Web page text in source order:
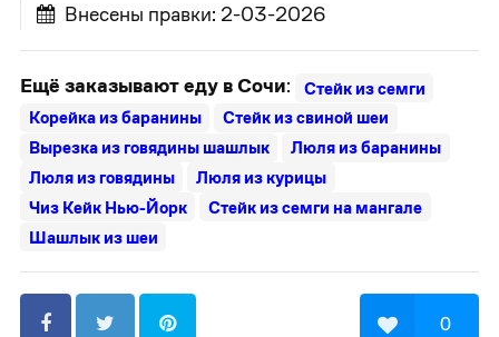
Внесены правки: 2-03-2026
Ещё заказывают еду в Сочи:
Стейк из семги
Корейка из баранины
Стейк из свиной шеи
Вырезка из говядины шашлык
Люля из баранины
Люля из говядины
Люля из курицы
Чиз Кейк Нью-Йорк
Стейк из семги на мангале
Шашлык из шеи
0